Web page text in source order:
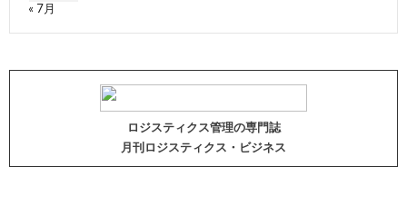
« 7月
ロジスティクス管理の専門誌
月刊ロジスティクス・ビジネス